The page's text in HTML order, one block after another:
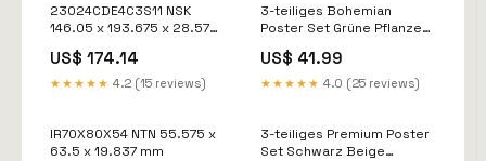
23024CDE4C3S11 NSK
146.05 x 193.675 x 28.575
US$ 174.14
★★★★★ 4.2 (15 reviews)
3-teiliges Bohemian
Poster Set Grüne Pflanze
über OTTO bestellt
US$ 41.99
★★★★★ 4.0 (25 reviews)
IR70X80X54 NTN 55.575 x
63.5 x 19.837 mm
3-teiliges Premium Poster
Set Schwarz Beige